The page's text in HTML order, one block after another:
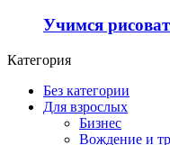
Учимся
Категория
Без категории
Для взрослых
Бизнес
Вождение и